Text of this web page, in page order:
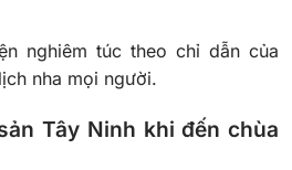
nghiêm túc theo chỉ dẫn của
nha mọi người.
Tây Ninh khi đến chùa